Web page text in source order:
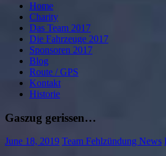
Home
Charity
Das Team 2017
Die Fahrzeuge 2017
Sponsoren 2017
Blog
Route / GPS
Kontakt
Historie
Gaszug gerissen…
June 18, 2019 Team Fehlzündung News